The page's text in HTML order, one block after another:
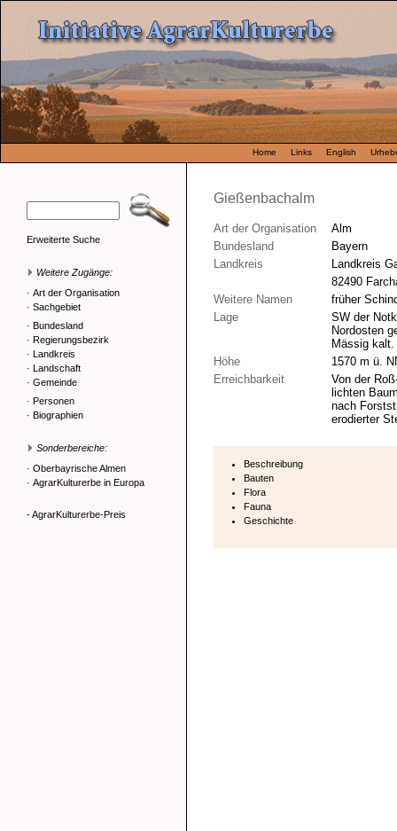
Home Links English
Erweiterte Suche
Weitere Zugänge:
· Art der Organisation
· Sachgebiet
· Bundesland
· Regierungsbezirk
· Landkreis
· Landschaft
· Gemeinde
· Personen
· Biographien
Sonderbereiche:
· Oberbayrische Almen
· AgrarKulturerbe in Europa
- AgrarKulturerbe-Preis
Gießenbachalm
Art der Organisation
Alm
Bundesland
Bayern
Landkreis
Landkreis
82490
Weitere Namen
früher
Lage
SW der
Nordosten
Mässig kalt.
Höhe
1570 m ü.
Erreichbarkeit
Von der
lichten
nach
erodierter
Beschreibung
Bauten
Flora
Fauna
Geschichte